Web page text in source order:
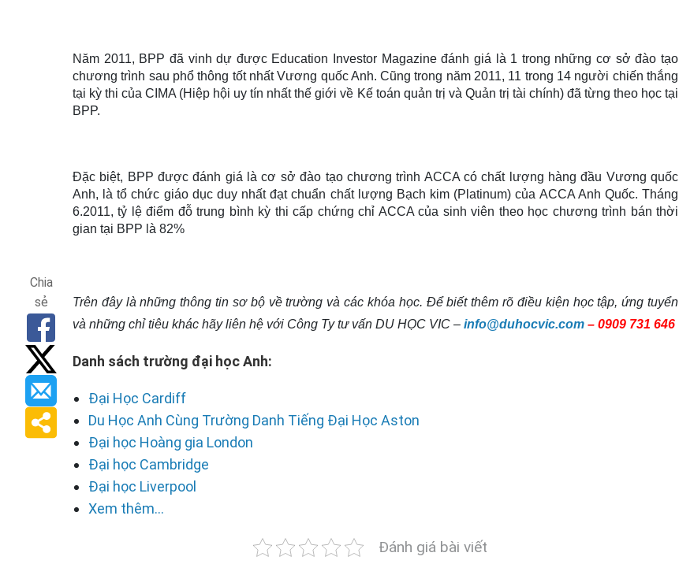
Năm 2011, BPP đã vinh dự được Education Investor Magazine đánh giá là 1 trong những cơ sở đào tạo
chương trình sau phổ thông tốt nhất Vương quốc Anh. Cũng trong năm 2011, 11 trong 14 người chiến thắng
tại kỳ thi của CIMA (Hiệp hội uy tín nhất thế giới về Kế toán quản trị và Quản trị tài chính) đã từng theo học tại
BPP.
Đặc biệt, BPP được đánh giá là cơ sở đào tạo chương trình ACCA có chất lượng hàng đầu Vương quốc
Anh, là tổ chức giáo dục duy nhất đạt chuẩn chất lượng Bạch kim (Platinum) của ACCA Anh Quốc. Tháng
6.2011, tỷ lệ điểm đỗ trung bình kỳ thi cấp chứng chỉ ACCA của sinh viên theo học chương trình bán thời
gian tại BPP là 82%
Trên đây là những thông tin sơ bộ về trường và các khóa học. Để biết thêm rõ điều kiện học tập, ứng tuyển
và những chỉ tiêu khác hãy liên hệ với Công Ty tư vấn DU HỌC VIC – info@duhocvic.com – 0909 731 646
Danh sách trường đại học Anh:
Đại Học Cardiff
Du Học Anh Cùng Trường Danh Tiếng Đại Học Aston
Đại học Hoàng gia London
Đại học Cambridge
Đại học Liverpool
Xem thêm...
Đánh giá bài viết
Chia
sẻ